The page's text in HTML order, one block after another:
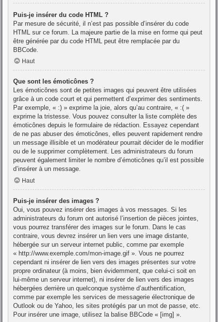
Puis-je insérer du code HTML ?
Par mesure de sécurité, il n’est pas possible d’insérer du code
HTML sur ce forum. La majeure partie de la mise en forme qui peut
être générée par du code HTML peut être remplacée par du
BBCode.
Haut
Que sont les émoticônes ?
Les émoticônes sont de petites images qui peuvent être utilisées
grâce à un code court et qui permettent d’exprimer des sentiments.
Par exemple, « :) » exprime la joie, alors qu’au contraire, « :( »
exprime la tristesse. Vous pouvez consulter la liste complète des
émoticônes depuis le formulaire de rédaction. Essayez cependant
de ne pas abuser des émoticônes, elles peuvent rapidement rendre
un message illisible et un modérateur pourrait décider de le modifier
ou de le supprimer complètement. Les administrateurs du forum
peuvent également limiter le nombre d’émoticônes qu’il est possible
d’insérer à un message.
Haut
Puis-je insérer des images ?
Oui, vous pouvez insérer des images à vos messages. Si les
administrateurs du forum ont autorisé l’insertion de pièces jointes,
vous pourrez transférer des images sur le forum. Dans le cas
contraire, vous devrez insérer un lien vers une image distante,
hébergée sur un serveur internet public, comme par exemple
« http://www.exemple.com/mon-image.gif ». Vous ne pourrez
cependant ni insérer de lien vers des images présentes sur votre
propre ordinateur (à moins, bien évidemment, que celui-ci soit en
lui-même un serveur internet), ni insérer de lien vers des images
hébergées derrière un quelconque système d’authentification,
comme par exemple les services de messagerie électronique de
Outlook ou de Yahoo, les sites protégés par un mot de passe, etc.
Pour insérer une image, utilisez la balise BBCode « [img] ».